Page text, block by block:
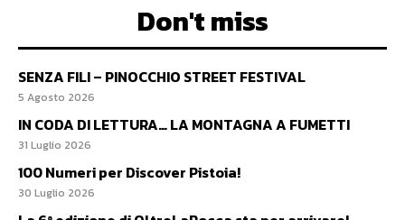
Don't miss
SENZA FILI – PINOCCHIO STREET FESTIVAL
5 Agosto 2026
IN CODA DI LETTURA… LA MONTAGNA A FUMETTI
31 Luglio 2026
100 Numeri per Discover Pistoia!
30 Luglio 2026